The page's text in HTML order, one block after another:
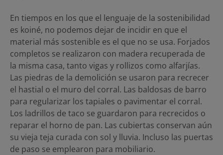
En tiempos en los que el lenguaje de la sostenibilidad
es koiné, no podemos dejar de incidir en que el
material más sostenible es el que no se usa. Forjados
completos se realizaron con madera recuperada de
la misma casa, tanto vigas y rollizos como alfarjías.
Las piedras de la demolición se usaron para recrecer
el hastial o el muro del corral. Las baldosas de barro
para regularizar los tapiales o pavimentar el corral.
Los ladrillos de taco se guardaron para recrecidos o
reparar el horno de pan. Las cubiertas conservan aún
su vieja teja curada con sol y lluvia. Incluso las puertas
de paso se emplearon para mobiliario.